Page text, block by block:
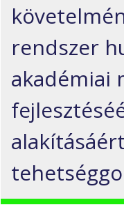
rendszer
akadémiai